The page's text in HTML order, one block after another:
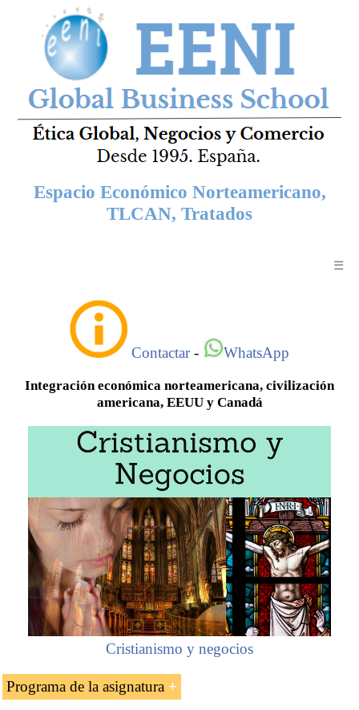
Espacio Económico Norteamericano,
TLCAN, Tratados
☰
Contactar- WhatsApp
Integración económica norteamericana, civilización
americana, EEUU y Canadá
Cristianismo y negocios
Programa de la asignatura